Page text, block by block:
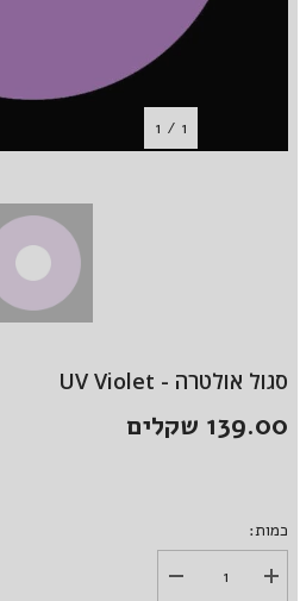
1
/
1
סגול אולטרה - UV Violet
139.00 שקלים
כמות:
הגדל